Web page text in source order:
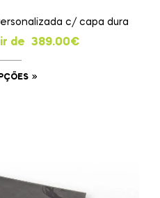
c/ capa dura
de 389.00€